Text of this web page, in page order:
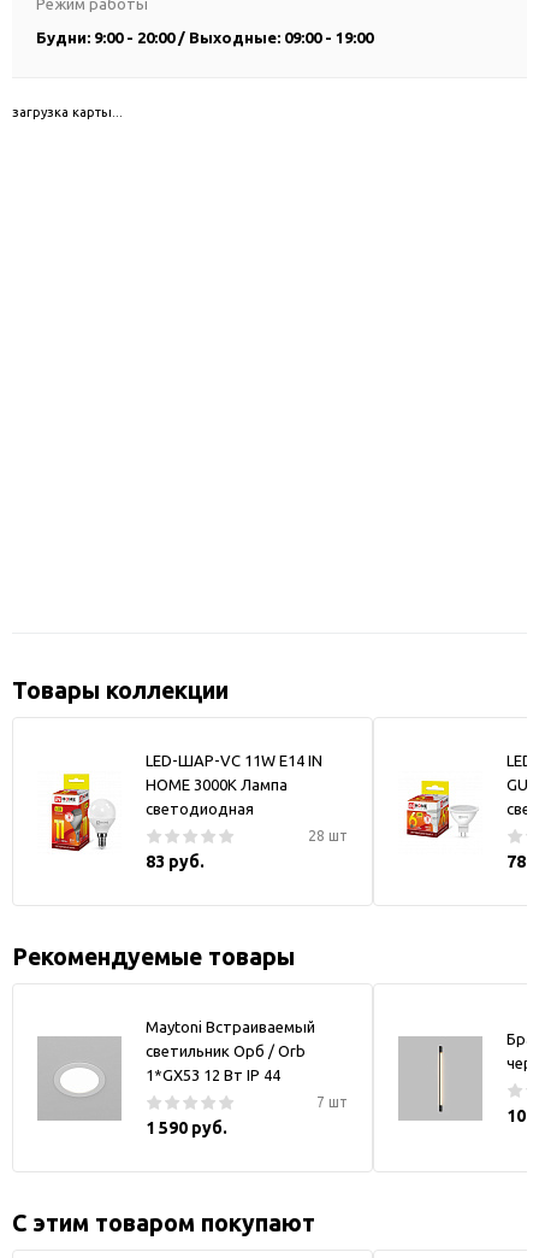
Режим работы
Будни: 9:00 - 20:00 / Выходные: 09:00 - 19:00
загрузка карты...
Товары коллекции
LED-ШАР-VC 11W Е14 IN
HOME 3000К Лампа
светодиодная
28 шт
83 руб. 78
Рекомендуемые товары
Maytoni Встраиваемый
светильник Орб / Orb
1*GX53 12 Вт IP 44
7 шт
1 590 руб.
Бра
10
С этим товаром покупают